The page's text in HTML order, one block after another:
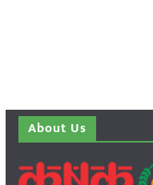
About Us